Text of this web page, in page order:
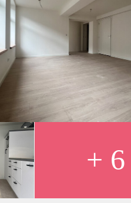
vind je via deze link:
+ 6